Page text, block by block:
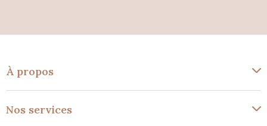
À propos
Nos services